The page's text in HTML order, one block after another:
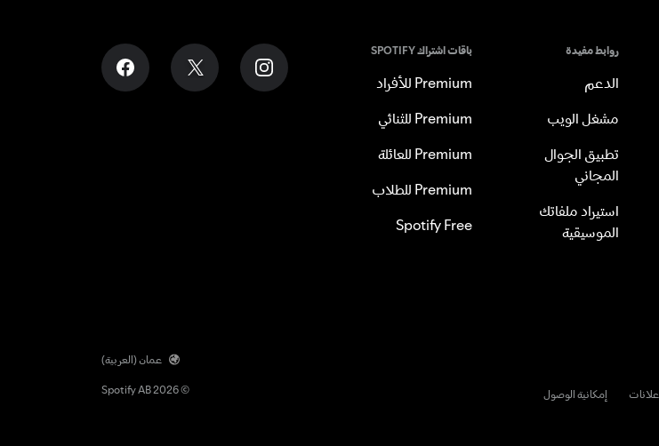
روابط مفيدة
الدعم
مشغل الويب
تطبيق الجوال
المجاني
استيراد ملفاتك
الموسيقية
باقات اشتراك SPOTIFY
Premium للأفراد
Premium للثنائي
Premium للعائلة
Premium للطلاب
Spotify Free
عمان (العربية)
إمكانية الوصول © 2026 Spotify AB